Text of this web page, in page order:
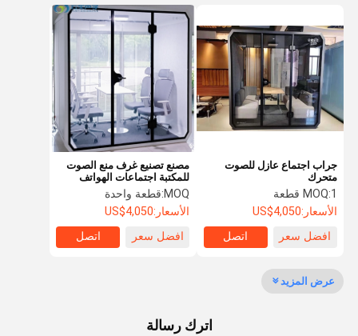
حول بنا اتصل بنا
باب مضاد للصوت
باب عازل للصوت
جراب اجتماع عازل للصوت
متحرك
MOQ:1 قطعة
الأسعار:US$4,050
افضل سعر
اتصل
مصنع تصنيع غرف منع الصوت
للمكتبة اجتماعات الهواتف
المحمولة للبيع
MOQ: قطعة واحدة
الأسعار:US$4,050
افضل سعر
اتصل
عرض المزيد
اترك رسالة